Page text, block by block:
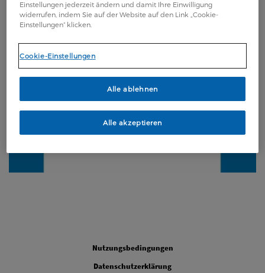
Nutzungsbedingungen
Datenschutzerklärung
Einstellungen jederzeit ändern und damit Ihre Einwilligung
widerrufen, indem Sie auf der Website auf den Link „Cookie-
Einstellungen“ klicken.
Cookie-Einstellungen
Alle ablehnen
Alle akzeptieren